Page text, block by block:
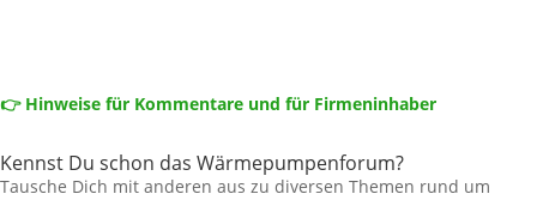
👉 Hinweise für Kommentare und für Firmeninhaber
Kennst Du schon das Wärmepumpenforum?
Tausche Dich mit anderen aus zu diversen Themen rund um